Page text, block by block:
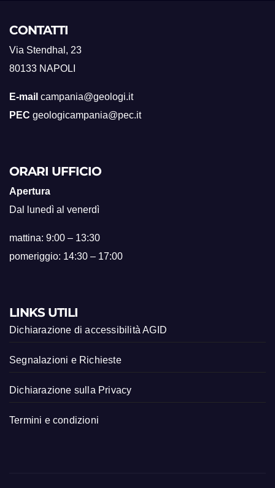
CONTATTI
Via Stendhal, 23
80133 NAPOLI
E-mail campania@geologi.it
PEC geologicampania@pec.it
ORARI UFFICIO
Apertura
Dal lunedì al venerdì
mattina: 9:00 – 13:30
pomeriggio: 14:30 – 17:00
LINKS UTILI
Dichiarazione di accessibilità AGID
Segnalazioni e Richieste
Dichiarazione sulla Privacy
Termini e condizioni